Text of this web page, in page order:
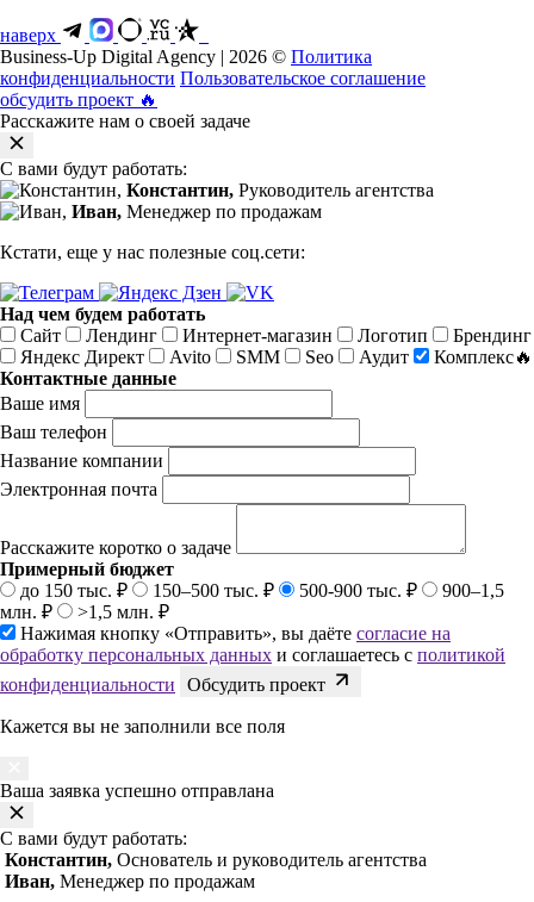
наверх
Business-Up Digital Agency | 2026 © Политика
конфиденциальности Пользовательское соглашение
обсудить проект 🔥
Расскажите нам о своей задаче
С вами будут работать:
Константин, Руководитель агентства
Иван, Менеджер по продажам
Кстати, еще у нас полезные соц.сети:
Над чем будем работать
Сайт
Лендинг Интернет-магазин Логотип
Брендинг
Яндекс Директ
Avito SMM Seo Аудит
Комплекс🔥
Контактные данные
Ваше имя
Ваш телефон
Название компании
Электронная почта
Расскажите коротко о задаче
Примерный бюджет
до 150 тыс. ₽
150–500 тыс. ₽ 500-900 тыс. ₽
900–1,5
млн. ₽
>1,5 млн. ₽
Нажимая кнопку «Отправить», вы даёте согласие на
обработку персональных данных и соглашаетесь с политикой
конфиденциальности
Обсудить проект
Кажется вы не заполнили все поля
Ваша заявка успешно отправлана
С вами будут работать:
Константин, Основатель и руководитель агентства
Иван, Менеджер по продажам